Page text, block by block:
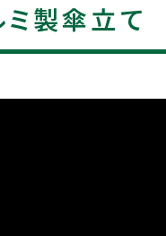
製傘立て